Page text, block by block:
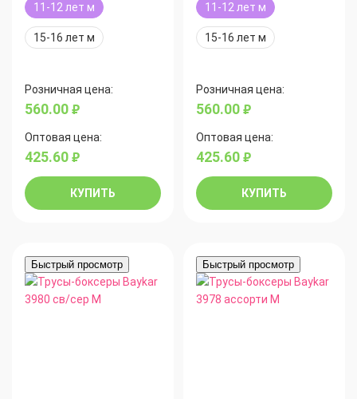
11-12 лет м
15-16 лет м
Розничная цена:
560.00 руб.
Оптовая цена:
425.60 руб.
КУПИТЬ
11-12 лет м
15-16 лет м
Розничная цена:
560.00руб.
Оптовая цена:
425.60руб.
КУПИТЬ
Быстрый просмотр Быстрый просмотр